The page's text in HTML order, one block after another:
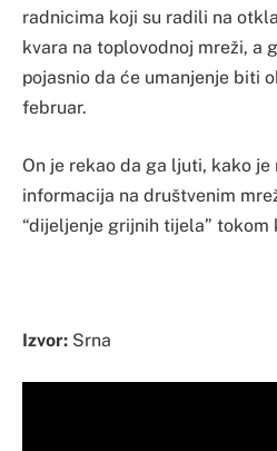
radnicima koji su radili na
kvara na toplovodnoj mreži, a
pojasnio da će umanjenje biti
februar.
On je rekao da ga ljuti, kako je
informacija na društvenim
“dijeljenje grijnih tijela” tokom
Izvor: Srna